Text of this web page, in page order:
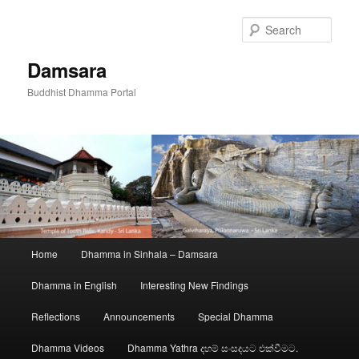
Damsara
Buddhist Dhamma Portal
Home Dhamma in Sinhala – Damsara
Dhamma in English Interesting New Findings
Reflections Announcements Special Dhamma
Dhamma Videos Dhamma Yathra දහම් සංසදයට එක්වීමට.